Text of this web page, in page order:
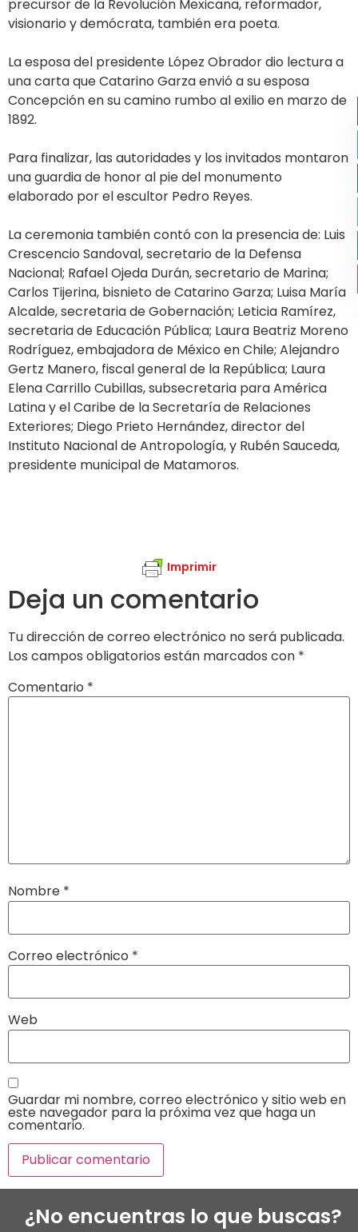
precursor de la Revolución Mexicana, reformador,
visionario y demócrata, también era poeta.
La esposa del presidente López Obrador dio lectura a
una carta que Catarino Garza envió a su esposa
Concepción en su camino rumbo al exilio en marzo de
1892.
Para finalizar, las autoridades y los invitados montaron
una guardia de honor al pie del monumento
elaborado por el escultor Pedro Reyes.
La ceremonia también contó con la presencia de: Luis
Crescencio Sandoval, secretario de la Defensa
Nacional; Rafael Ojeda Durán, secretario de Marina;
Carlos Tijerina, bisnieto de Catarino Garza; Luisa María
Alcalde, secretaria de Gobernación; Leticia Ramírez,
secretaria de Educación Pública; Laura Beatriz Moreno
Rodríguez, embajadora de México en Chile; Alejandro
Gertz Manero, fiscal general de la República; Laura
Elena Carrillo Cubillas, subsecretaria para América
Latina y el Caribe de la Secretaría de Relaciones
Exteriores; Diego Prieto Hernández, director del
Instituto Nacional de Antropología, y Rubén Sauceda,
presidente municipal de Matamoros.
Imprimir
Deja un comentario
Tu dirección de correo electrónico no será publicada.
Los campos obligatorios están marcados con *
Comentario *
Nombre *
Correo electrónico *
Web
Guardar mi nombre, correo electrónico y sitio web en
este navegador para la próxima vez que haga un
comentario.
¿No encuentras lo que buscas?